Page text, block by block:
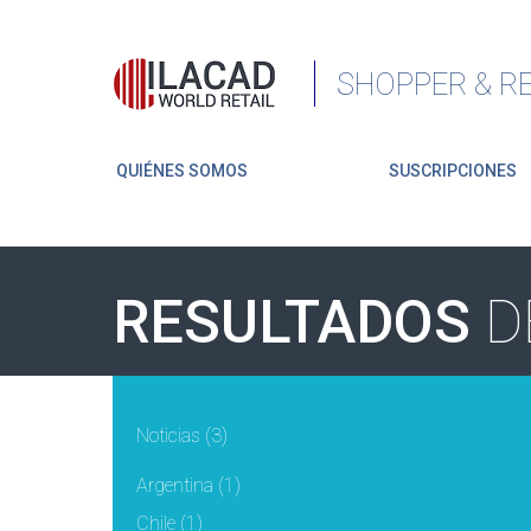
SHOPPER &
QUIÉNES SOMOS SUSCRIPCIONES
RESULTADOS
Noticias (3)
Argentina (1)
Chile(1)